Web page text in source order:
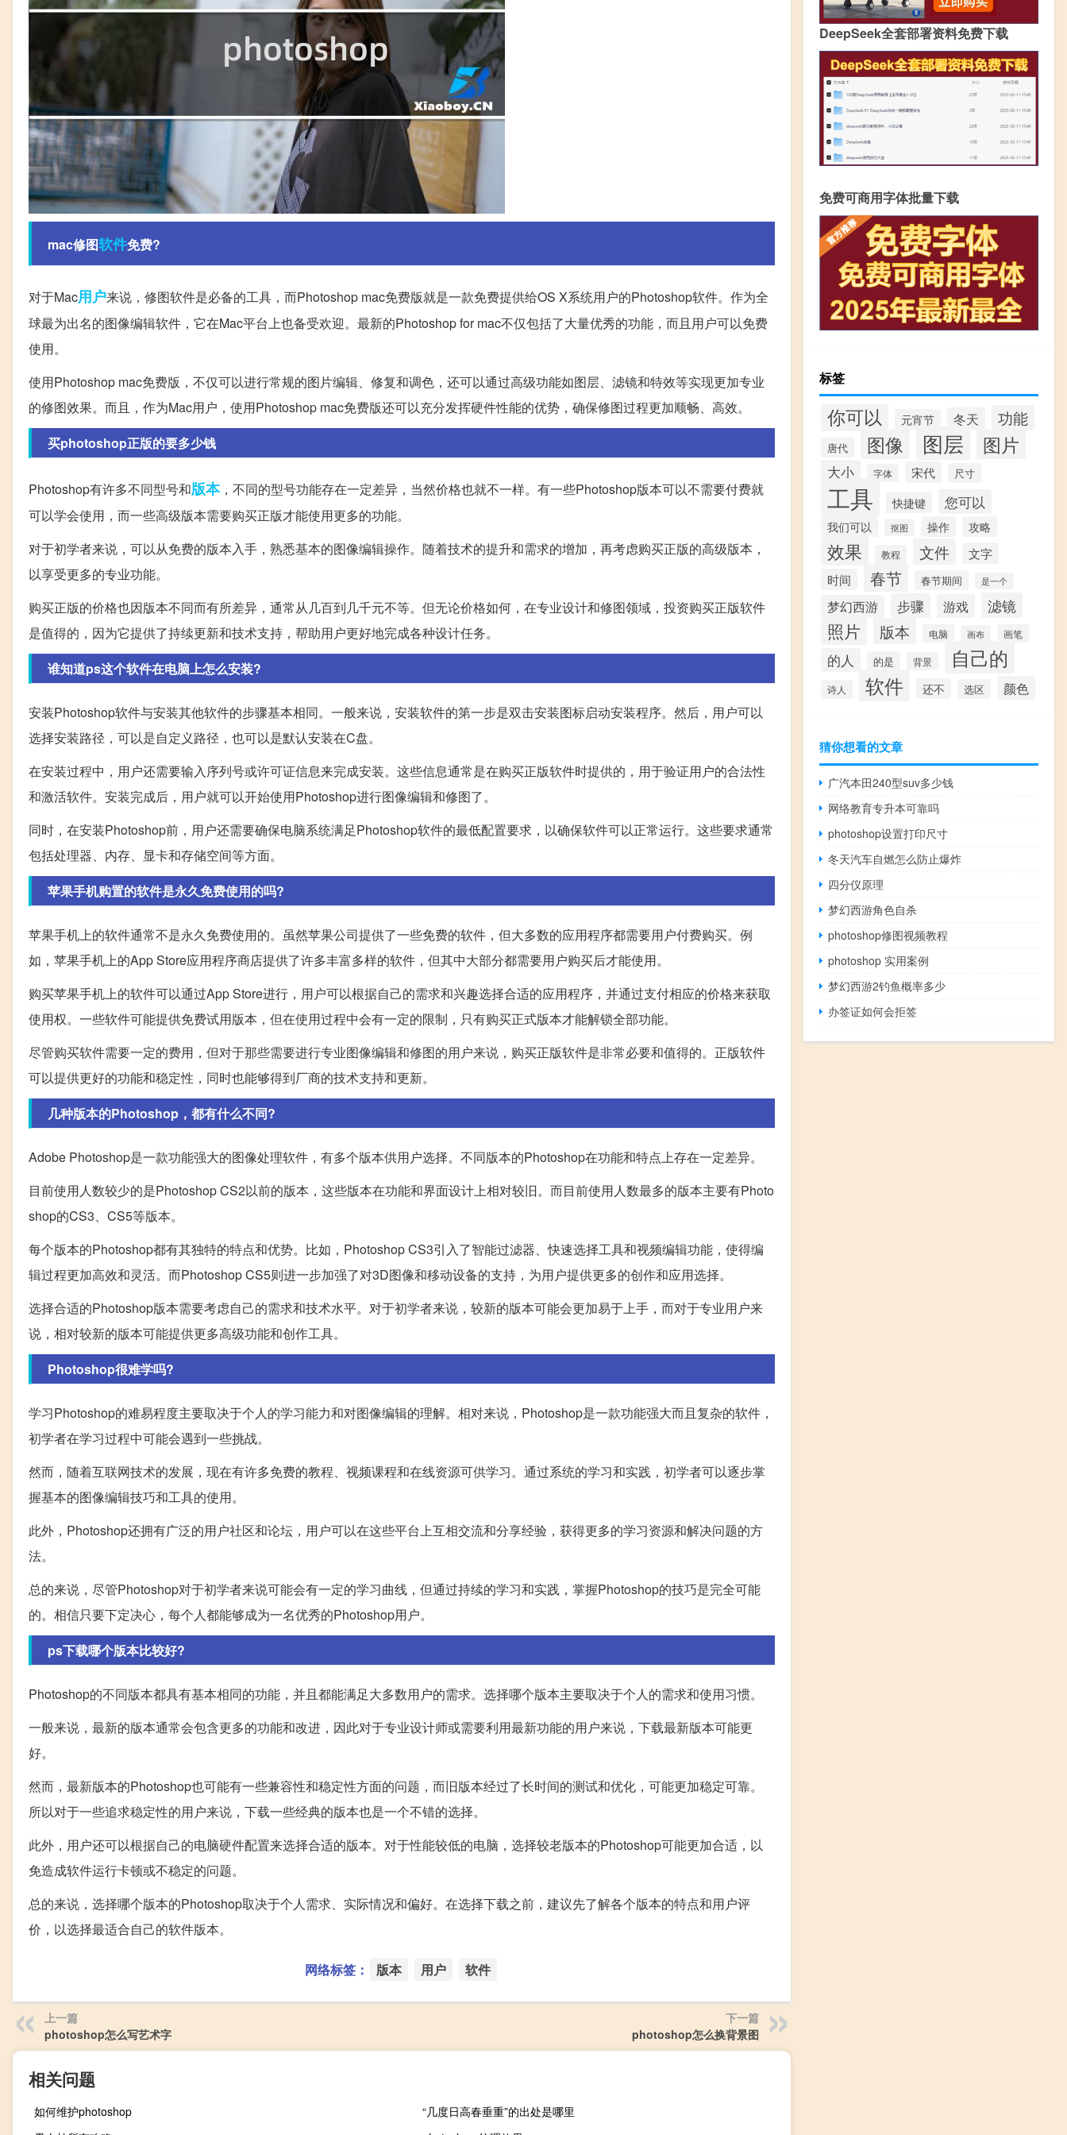
mac修图软件免费?
对于Mac用户来说，修图软件是必备的工具，而Photoshop mac免费版就是一款免费提供给OS X系统用户的Photoshop软件。作为全
球最为出名的图像编辑软件，它在Mac平台上也备受欢迎。最新的Photoshop for mac不仅包括了大量优秀的功能，而且用户可以免费
使用。
使用Photoshop mac免费版，不仅可以进行常规的图片编辑、修复和调色，还可以通过高级功能如图层、滤镜和特效等实现更加专业
的修图效果。而且，作为Mac用户，使用Photoshop mac免费版还可以充分发挥硬件性能的优势，确保修图过程更加顺畅、高效。
买photoshop正版的要多少钱
Photoshop有许多不同型号和版本，不同的型号功能存在一定差异，当然价格也就不一样。有一些Photoshop版本可以不需要付费就
可以学会使用，而一些高级版本需要购买正版才能使用更多的功能。
对于初学者来说，可以从免费的版本入手，熟悉基本的图像编辑操作。随着技术的提升和需求的增加，再考虑购买正版的高级版本，
以享受更多的专业功能。
购买正版的价格也因版本不同而有所差异，通常从几百到几千元不等。但无论价格如何，在专业设计和修图领域，投资购买正版软件
是值得的，因为它提供了持续更新和技术支持，帮助用户更好地完成各种设计任务。
谁知道ps这个软件在电脑上怎么安装?
安装Photoshop软件与安装其他软件的步骤基本相同。一般来说，安装软件的第一步是双击安装图标启动安装程序。然后，用户可以
选择安装路径，可以是自定义路径，也可以是默认安装在C盘。
在安装过程中，用户还需要输入序列号或许可证信息来完成安装。这些信息通常是在购买正版软件时提供的，用于验证用户的合法性
和激活软件。安装完成后，用户就可以开始使用Photoshop进行图像编辑和修图了。
同时，在安装Photoshop前，用户还需要确保电脑系统满足Photoshop软件的最低配置要求，以确保软件可以正常运行。这些要求通常
包括处理器、内存、显卡和存储空间等方面。
苹果手机购置的软件是永久免费使用的吗?
苹果手机上的软件通常不是永久免费使用的。虽然苹果公司提供了一些免费的软件，但大多数的应用程序都需要用户付费购买。例
如，苹果手机上的App Store应用程序商店提供了许多丰富多样的软件，但其中大部分都需要用户购买后才能使用。
购买苹果手机上的软件可以通过App Store进行，用户可以根据自己的需求和兴趣选择合适的应用程序，并通过支付相应的价格来获取
使用权。一些软件可能提供免费试用版本，但在使用过程中会有一定的限制，只有购买正式版本才能解锁全部功能。
尽管购买软件需要一定的费用，但对于那些需要进行专业图像编辑和修图的用户来说，购买正版软件是非常必要和值得的。正版软件
可以提供更好的功能和稳定性，同时也能够得到厂商的技术支持和更新。
几种版本的Photoshop，都有什么不同?
Adobe Photoshop是一款功能强大的图像处理软件，有多个版本供用户选择。不同版本的Photoshop在功能和特点上存在一定差异。
目前使用人数较少的是Photoshop CS2以前的版本，这些版本在功能和界面设计上相对较旧。而目前使用人数最多的版本主要有Photo
shop的CS3、CS5等版本。
每个版本的Photoshop都有其独特的特点和优势。比如，Photoshop CS3引入了智能过滤器、快速选择工具和视频编辑功能，使得编
辑过程更加高效和灵活。而Photoshop CS5则进一步加强了对3D图像和移动设备的支持，为用户提供更多的创作和应用选择。
选择合适的Photoshop版本需要考虑自己的需求和技术水平。对于初学者来说，较新的版本可能会更加易于上手，而对于专业用户来
说，相对较新的版本可能提供更多高级功能和创作工具。
Photoshop很难学吗?
学习Photoshop的难易程度主要取决于个人的学习能力和对图像编辑的理解。相对来说，Photoshop是一款功能强大而且复杂的软件，
初学者在学习过程中可能会遇到一些挑战。
然而，随着互联网技术的发展，现在有许多免费的教程、视频课程和在线资源可供学习。通过系统的学习和实践，初学者可以逐步掌
握基本的图像编辑技巧和工具的使用。
此外，Photoshop还拥有广泛的用户社区和论坛，用户可以在这些平台上互相交流和分享经验，获得更多的学习资源和解决问题的方
法。
总的来说，尽管Photoshop对于初学者来说可能会有一定的学习曲线，但通过持续的学习和实践，掌握Photoshop的技巧是完全可能
的。相信只要下定决心，每个人都能够成为一名优秀的Photoshop用户。
ps下载哪个版本比较好?
Photoshop的不同版本都具有基本相同的功能，并且都能满足大多数用户的需求。选择哪个版本主要取决于个人的需求和使用习惯。
一般来说，最新的版本通常会包含更多的功能和改进，因此对于专业设计师或需要利用最新功能的用户来说，下载最新版本可能更
好。
然而，最新版本的Photoshop也可能有一些兼容性和稳定性方面的问题，而旧版本经过了长时间的测试和优化，可能更加稳定可靠。
所以对于一些追求稳定性的用户来说，下载一些经典的版本也是一个不错的选择。
此外，用户还可以根据自己的电脑硬件配置来选择合适的版本。对于性能较低的电脑，选择较老版本的Photoshop可能更加合适，以
免造成软件运行卡顿或不稳定的问题。
总的来说，选择哪个版本的Photoshop取决于个人需求、实际情况和偏好。在选择下载之前，建议先了解各个版本的特点和用户评
价，以选择最适合自己的软件版本。
网络标签： 版本 用户 软件
上一篇
photoshop怎么写艺术字
下一篇
photoshop怎么换背景图
相关问题
如何维护photoshop
“几度日高春垂重”的出处是哪里
DeepSeek全套部署资料免费下载
免费可商用字体批量下载
标签
你可以 元宵节 冬天 功能
唐代 图像 图层 图片
大小 字体 宋代 尺寸
工具 快捷键 您可以
我们可以 抠图 操作 攻略
效果 教程 文件
文字
时间
春节 春节期间 是一个
梦幻西游 步骤 游戏 滤镜
照片 版本 电脑 画布 画笔
的人 的是 背景 自己的
诗人 软件 还不 选区 颜色
猜你想看的文章
广汽本田240型suv多少钱
网络教育专升本可靠吗
photoshop设置打印尺寸
冬天汽车自燃怎么防止爆炸
四分仪原理
梦幻西游角色自杀
photoshop修图视频教程
photoshop 实用案例
梦幻西游2钓鱼概率多少
办签证如何会拒签